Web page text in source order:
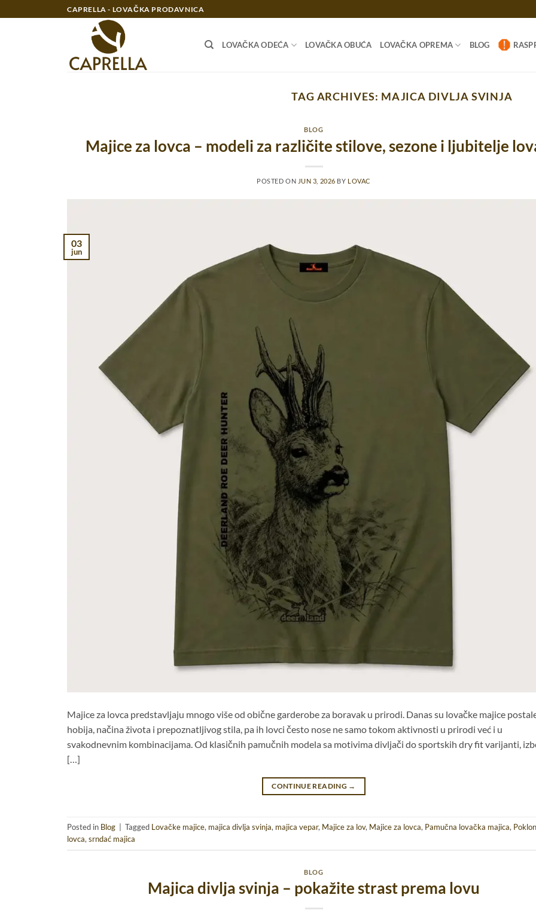
na
CAPRELLA - LOVAČKA PRODAVNICA
LOVAČKA ODEĆA LOVAČKA OBUĆA LOVAČKA OPREMA BLOG
TAG ARCHIVES: MAJICA DIVLJA SVINJA
BLOG
Majice za lovca – modeli za različite stilove, sezone i ljubitelje
POSTED ON JUN 3, 2026 BY LOVAC
03
jun
Majice za lovca predstavljaju mnogo više od obične garderobe za boravak u prirodi. Danas su lovačke majice
hobija, načina života i prepoznatljivog stila, pa ih lovci često nose ne samo tokom aktivnosti u prirodi već i u
svakodnevnim kombinacijama. Od klasičnih pamučnih modela sa motivima divljači do sportskih dry fit varijanti,
[…]
CONTINUE READING →
Posted in Blog Tagged Lovačke majice, majica divlja svinja, majica vepar, Majice za lov, Majice za lovca, Pamučna lovačka majica,
lovca, srndać majica
BLOG
Majica divlja svinja – pokažite strast prema lovu